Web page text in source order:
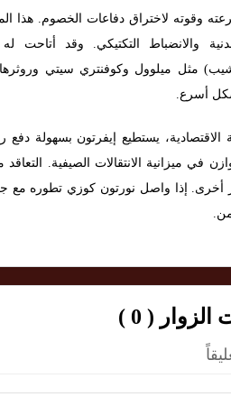
وقوته لاختراق دفاعات الخصوم. هذا
والانضباط التكتيكي. وقد أتاحت
مثل ميلوول وكوفنتري سيتي
أسرع.
في ميزانية الانتقالات الصيفية.
أخرى. إذا واصل نورتون كوزي تطوره مع
الزوار ( 0 )